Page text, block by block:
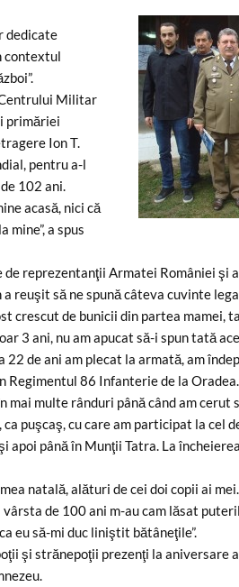
dedicate
contextul
Militar
primăriei
Ion T.
pentru a-l
102 ani.
acasă, nici că
mine”, a spus
reprezentanţii Armatei României şi
reuşit să ne spună câteva cuvinte
crescut de bunicii din partea mamei,
3 ani, nu am apucat să-i spun tată
22 de ani am plecat la armată, am
86 Infanterie de la
multe rânduri până când am cerut
puşcaş, cu care am participat la cel
apoi până în Munţii Tatra. La
natală, alături de cei doi copii ai
de 100 ani m-au cam lăsat
eu să-mi duc liniştit bătâneţile”.
şi strănepoţii prezenţi la aniversare